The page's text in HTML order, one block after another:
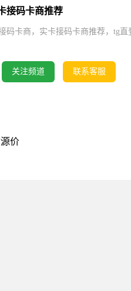
接码卡商推荐
码卡商，实卡接码卡商推荐，tg直
关注频道 联系客服
价